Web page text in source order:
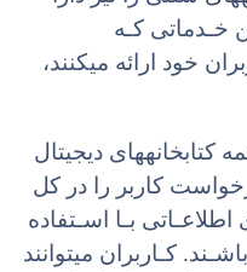
خـدماتی کـه
خود ارائه میکنند،
کتابخانههای دیجیتال
کاربر را در کل
بـا اسـتفاده
کـاربران میتوانند